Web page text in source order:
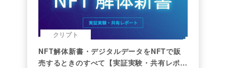
クリプト
NFT解体新書・デジタルデータをNFTで販
売するときのすべて【実証実験・共有レポー